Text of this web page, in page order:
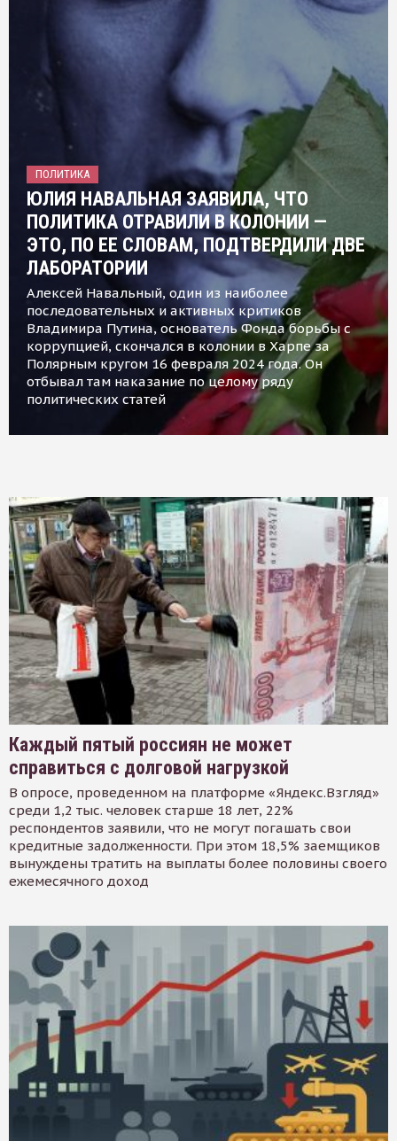
ПОЛИТИКА
ЮЛИЯ НАВАЛЬНАЯ ЗАЯВИЛА, ЧТО
ПОЛИТИКА ОТРАВИЛИ В КОЛОНИИ —
ЭТО, ПО ЕЕ СЛОВАМ, ПОДТВЕРДИЛИ ДВЕ
ЛАБОРАТОРИИ
Алексей Навальный, один из наиболее
последовательных и активных критиков
Владимира Путина, основатель Фонда борьбы с
коррупцией, скончался в колонии в Харпе за
Полярным кругом 16 февраля 2024 года. Он
отбывал там наказание по целому ряду
политических статей
Каждый пятый россиян не может
справиться с долговой нагрузкой
В опросе, проведенном на платформе «Яндекс.Взгляд»
среди 1,2 тыс. человек старше 18 лет, 22%
респондентов заявили, что не могут погашать свои
кредитные задолженности. При этом 18,5% заемщиков
вынуждены тратить на выплаты более половины своего
ежемесячного доход